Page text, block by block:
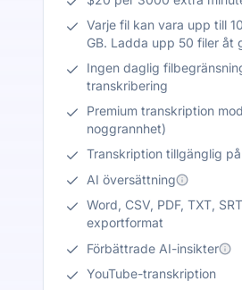
Varje fil kan vara upp till
GB. Ladda upp 50 filer åt
Ingen daglig
transkribering
Premium transkription
noggrannhet)
Transkription tillgänglig
AI översättning
Word, CSV, PDF, TXT,
exportformat
Förbättrade AI-insikter
YouTube-transkription